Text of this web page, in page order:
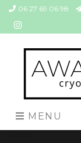
06 27 69 06 98
MENU